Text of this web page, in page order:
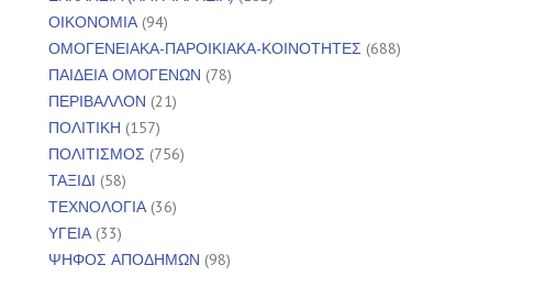
ΟΙΚΟΝΟΜΙΑ(94)
ΟΜΟΓΕΝΕΙΑΚΑ-ΠΑΡΟΙΚΙΑΚΑ-ΚΟΙΝΟΤΗΤΕΣ (688)
ΠΑΙΔΕΙΑ ΟΜΟΓΕΝΩΝ (78)
ΠΕΡΙΒΑΛΛΟΝ (21)
ΠΟΛΙΤΙΚΗ (157)
ΠΟΛΙΤΙΣΜΟΣ (756)
ΤΑΞΙΔΙ (58)
ΤΕΧΝΟΛΟΓΙΑ(36)
ΥΓΕΙΑ(33)
ΨΗΦΟΣ ΑΠΟΔΗΜΩΝ (98)